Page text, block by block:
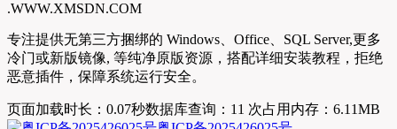
.WWW.XMSDN.COM
专注提供无第三方捆绑的 Windows、Office、SQL Server,更多
冷门或新版镜像, 等纯净原版资源，搭配详细安装教程，拒绝
恶意插件，保障系统运行安全。
页面加载时长：0.07秒数据库查询：11 次占用内存：6.11MB